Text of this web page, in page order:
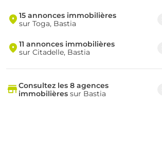
15 annonces immobilières
sur Toga, Bastia
11 annonces immobilières
sur Citadelle, Bastia
Consultez les 8 agences
immobilièressur Bastia